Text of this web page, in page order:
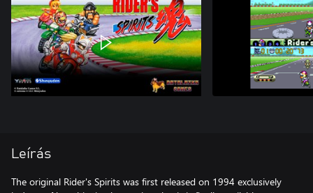
Leírás
The original Rider's Spirits was first released on 1994 exclusively